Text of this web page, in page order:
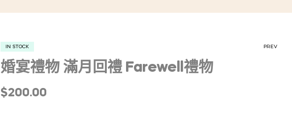
PREV
IN STOCK
婚宴禮物 滿月回禮 Farewell禮物
$200.00